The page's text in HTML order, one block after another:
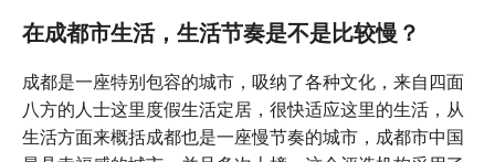
在成都市生活，生活节奏是不是比较慢？
成都是一座特别包容的城市，吸纳了各种文化，来自四面
八方的人士这里度假生活定居，很快适应这里的生活，从
生活方面来概括成都也是一座慢节奏的城市，成都市中国